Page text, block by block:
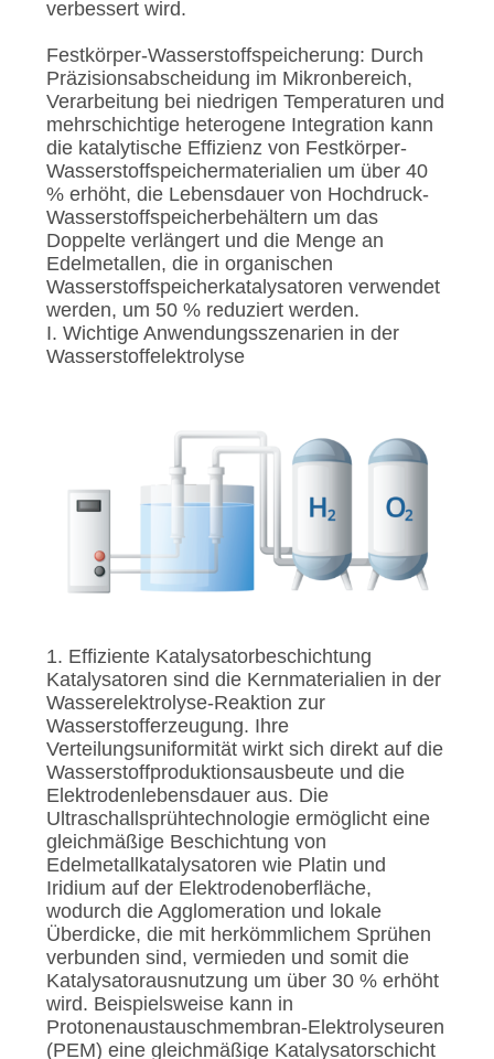
verbessert wird.
Festkörper-Wasserstoffspeicherung: Durch
Präzisionsabscheidung im Mikronbereich,
Verarbeitung bei niedrigen Temperaturen und
mehrschichtige heterogene Integration kann
die katalytische Effizienz von Festkörper-
Wasserstoffspeichermaterialien um über 40
% erhöht, die Lebensdauer von Hochdruck-
Wasserstoffspeicherbehältern um das
Doppelte verlängert und die Menge an
Edelmetallen, die in organischen
Wasserstoffspeicherkatalysatoren verwendet
werden, um 50 % reduziert werden.
I. Wichtige Anwendungsszenarien in der
Wasserstoffelektrolyse
1. Effiziente Katalysatorbeschichtung
Katalysatoren sind die Kernmaterialien in der
Wasserelektrolyse-Reaktion zur
Wasserstofferzeugung. Ihre
Verteilungsuniformität wirkt sich direkt auf die
Wasserstoffproduktionsausbeute und die
Elektrodenlebensdauer aus. Die
Ultraschallsprühtechnologie ermöglicht eine
gleichmäßige Beschichtung von
Edelmetallkatalysatoren wie Platin und
Iridium auf der Elektrodenoberfläche,
wodurch die Agglomeration und lokale
Überdicke, die mit herkömmlichem Sprühen
verbunden sind, vermieden und somit die
Katalysatorausnutzung um über 30 % erhöht
wird. Beispielsweise kann in
Protonenaustauschmembran-Elektrolyseuren
(PEM) eine gleichmäßige Katalysatorschicht